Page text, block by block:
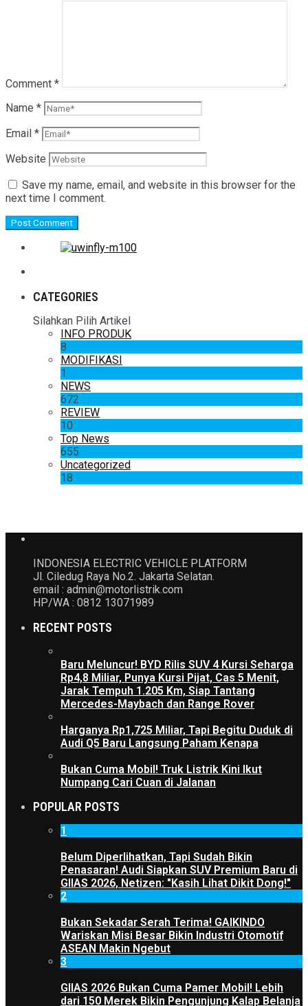
Comment *
Name *
Email *
Website
Save my name, email, and website in this browser for the
next time I comment.
CATEGORIES
Silahkan Pilih Artikel
INFO PRODUK
8
MODIFIKASI
1
NEWS
672
REVIEW
10
Top News
655
Uncategorized
18
INDONESIA ELECTRIC VEHICLE PLATFORM
Jl. Ciledug Raya No.2. Jakarta Selatan.
email : admin@motorlistrik.com
HP/WA : 0812 13071989
RECENT POSTS
Baru Meluncur! BYD Rilis SUV 4 Kursi Seharga
Rp4,8 Miliar, Punya Kursi Pijat, Cas 5 Menit,
Jarak Tempuh 1.205 Km, Siap Tantang
Mercedes-Maybach dan Range Rover
Harganya Rp1,725 Miliar, Tapi Begitu Duduk di
Audi Q5 Baru Langsung Paham Kenapa
Bukan Cuma Mobil! Truk Listrik Kini Ikut
Numpang Cari Cuan di Jalanan
POPULAR POSTS
1
Belum Diperlihatkan, Tapi Sudah Bikin
Penasaran! Audi Siapkan SUV Premium Baru di
GIIAS 2026, Netizen: "Kasih Lihat Dikit Dong!"
2
Bukan Sekadar Serah Terima! GAIKINDO
Wariskan Misi Besar Bikin Industri Otomotif
ASEAN Makin Ngebut
3
GIIAS 2026 Bukan Cuma Pamer Mobil! Lebih
dari 150 Merek Bikin Pengunjung Kalap Belanja